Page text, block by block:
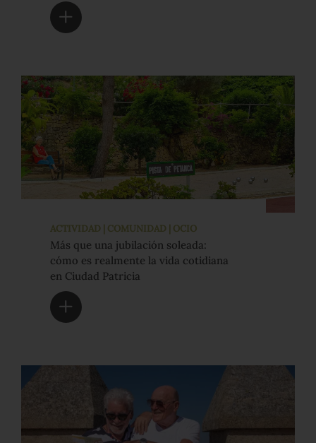
ACTIVIDAD | COMUNIDAD | OCIO
Más que una jubilación soleada:
cómo es realmente la vida cotidiana
en Ciudad Patricia